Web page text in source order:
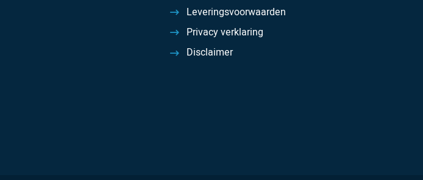
Leveringsvoorwaarden
Privacy verklaring
Disclaimer